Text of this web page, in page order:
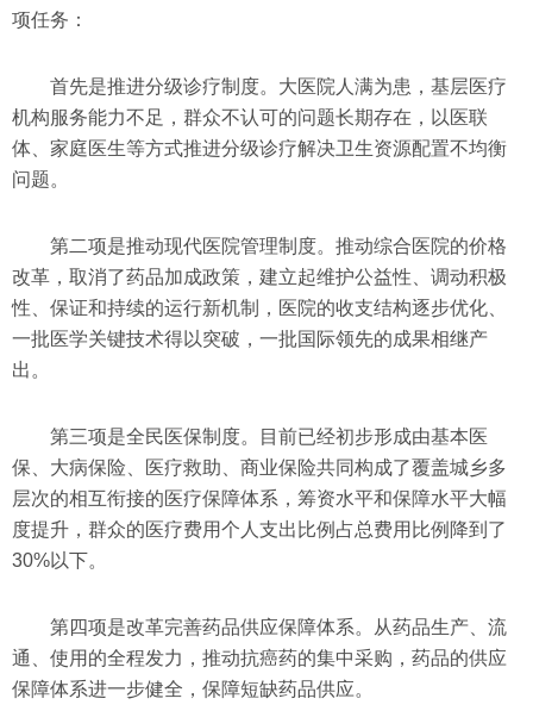
项任务：
首先是推进分级诊疗制度。大医院人满为患，基层医疗
机构服务能力不足，群众不认可的问题长期存在，以医联
体、家庭医生等方式推进分级诊疗解决卫生资源配置不均衡
问题。
第二项是推动现代医院管理制度。推动综合医院的价格
改革，取消了药品加成政策，建立起维护公益性、调动积极
性、保证和持续的运行新机制，医院的收支结构逐步优化、
一批医学关键技术得以突破，一批国际领先的成果相继产
出。
第三项是全民医保制度。目前已经初步形成由基本医
保、大病保险、医疗救助、商业保险共同构成了覆盖城乡多
层次的相互衔接的医疗保障体系，筹资水平和保障水平大幅
度提升，群众的医疗费用个人支出比例占总费用比例降到了
30%以下。
第四项是改革完善药品供应保障体系。从药品生产、流
通、使用的全程发力，推动抗癌药的集中采购，药品的供应
保障体系进一步健全，保障短缺药品供应。